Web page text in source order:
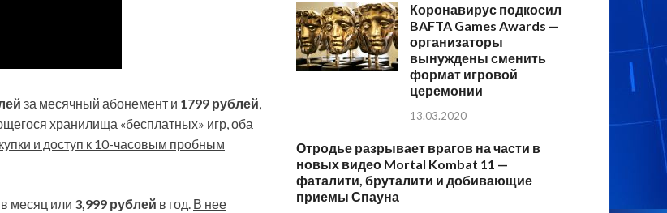
за месячный абонемент и 1799 рублей,
хранилища «бесплатных» игр, оба
и доступ к 10-часовым пробным
в месяц или 3,999 рублей в год. В нее
Коронавирус подкосил
BAFTA Games Awards —
организаторы
вынуждены сменить
формат игровой
церемонии
13.03.2020
Отродье разрывает врагов на части в
новых видео Mortal Kombat 11 —
фаталити, бруталити и добивающие
приемы Спауна